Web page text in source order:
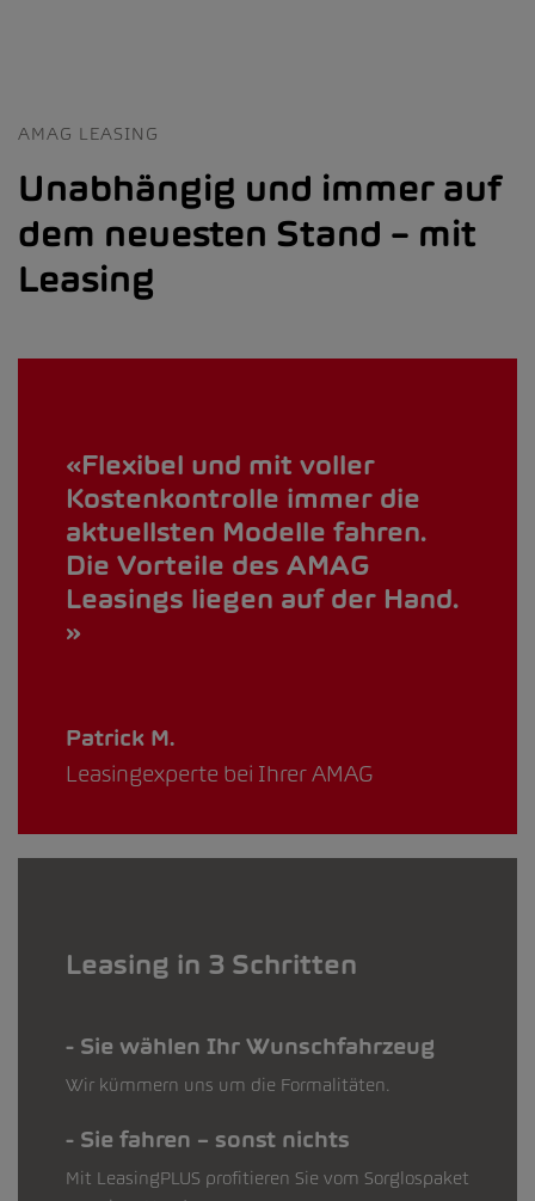
AMAG LEASING
Unabhängig und immer auf
dem neuesten Stand – mit
Leasing
Flexibel und mit voller
Kostenkontrolle immer die
aktuellsten Modelle fahren.
Die Vorteile des AMAG
Leasings liegen auf der Hand.
Patrick M.
Leasingexperte bei Ihrer AMAG
Leasing in 3 Schritten
Sie wählen Ihr Wunschfahrzeug
Wir kümmern uns um die Formalitäten.
Sie fahren – sonst nichts
Mit LeasingPLUS profitieren Sie vom Sorglospaket